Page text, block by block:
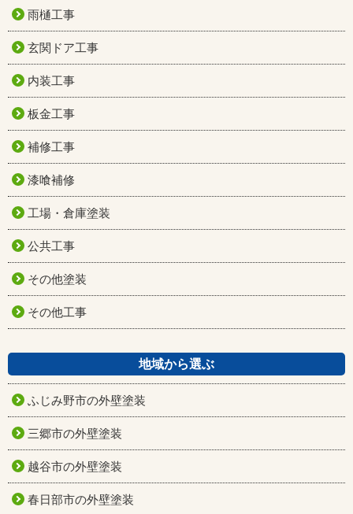
雨樋工事
玄関ドア工事
内装工事
板金工事
補修工事
漆喰補修
工場・倉庫塗装
公共工事
その他塗装
その他工事
地域から選ぶ
ふじみ野市の外壁塗装
三郷市の外壁塗装
越谷市の外壁塗装
春日部市の外壁塗装